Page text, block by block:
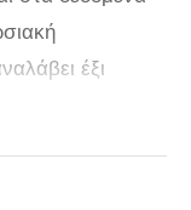
έξι
οποίοι
του Κολοσσού